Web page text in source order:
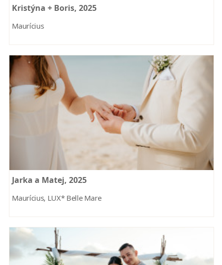
Kristýna + Boris, 2025
Maurícius
Jarka a Matej, 2025
Maurícius, LUX* Belle Mare